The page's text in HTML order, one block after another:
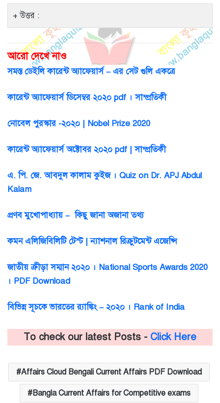
উত্তর :
আরো দেখে নাও
সমস্ত ডেইলি কারেন্ট অ্যাফেয়ার্স – এর সেট গুলি একত্রে
কারেন্ট অ্যাফেয়ার্স ডিসেম্বর ২০২০ pdf । সাম্প্রতিকী
নোবেল পুরস্কার -২০২০ | Nobel Prize 2020
কারেন্ট অ্যাফেয়ার্স অক্টোবর ২০২০ pdf | সাম্প্রতিকী
এ. পি. জে. আবদুল কালাম কুইজ । Quiz on Dr. APJ Abdul
Kalam
প্রণব মুখোপাধ্যায় – কিছু জানা অজানা তথ্য
কমন এলিজিবিলিটি টেস্ট | ন্যাশনাল রিক্রুটমেন্ট এজেন্সি
জাতীয় ক্রীড়া সম্মান ২০২০ । National Sports Awards 2020
। PDF Download
বিভিন্ন সূচকে ভারতের র‌্যাঙ্কিং – ২০২০ । Rank of India
To check our latest Posts - Click Here
Affairs Cloud Bengali Current Affairs PDF Download
Bangla Current Affairs for Competitive exams